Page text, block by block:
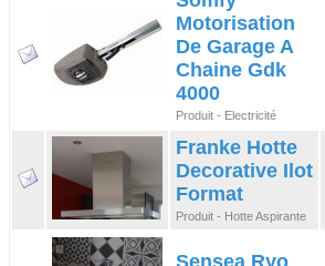
Motorisation
De Garage A
Chaine Gdk
4000
Produit - Electricité
Franke Hotte
Decorative Ilot
Format
Produit - Hotte Aspirante